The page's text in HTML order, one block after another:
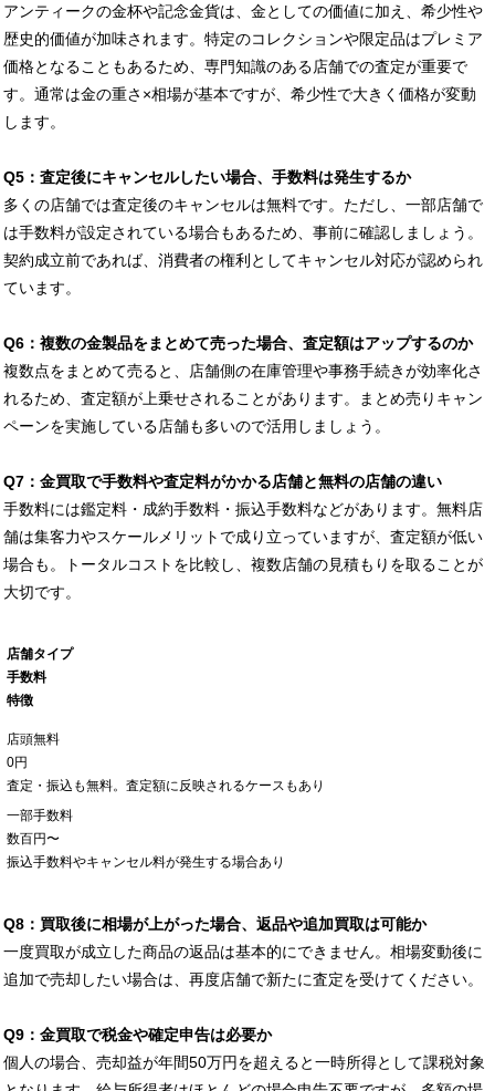
アンティークの金杯や記念金貨は、金としての価値に加え、希少性や
歴史的価値が加味されます。特定のコレクションや限定品はプレミア
価格となることもあるため、専門知識のある店舗での査定が重要で
す。通常は金の重さ×相場が基本ですが、希少性で大きく価格が変動
します。
Q5：査定後にキャンセルしたい場合、手数料は発生するか
多くの店舗では査定後のキャンセルは無料です。ただし、一部店舗で
は手数料が設定されている場合もあるため、事前に確認しましょう。
契約成立前であれば、消費者の権利としてキャンセル対応が認められ
ています。
Q6：複数の金製品をまとめて売った場合、査定額はアップするのか
複数点をまとめて売ると、店舗側の在庫管理や事務手続きが効率化さ
れるため、査定額が上乗せされることがあります。まとめ売りキャン
ペーンを実施している店舗も多いので活用しましょう。
Q7：金買取で手数料や査定料がかかる店舗と無料の店舗の違い
手数料には鑑定料・成約手数料・振込手数料などがあります。無料店
舗は集客力やスケールメリットで成り立っていますが、査定額が低い
場合も。トータルコストを比較し、複数店舗の見積もりを取ることが
大切です。
店舗タイプ
手数料
特徴
店頭無料
0円
査定・振込も無料。査定額に反映されるケースもあり
一部手数料
数百円〜
振込手数料やキャンセル料が発生する場合あり
Q8：買取後に相場が上がった場合、返品や追加買取は可能か
一度買取が成立した商品の返品は基本的にできません。相場変動後に
追加で売却したい場合は、再度店舗で新たに査定を受けてください。
Q9：金買取で税金や確定申告は必要か
個人の場合、売却益が年間50万円を超えると一時所得として課税対象